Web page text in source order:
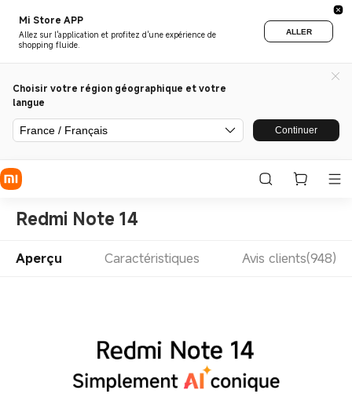
Mi Store APP
Allez sur l'application et profitez d'une expérience de
shopping fluide.
ALLER
Choisir votre région géographique et votre
langue
France / Français Continuer
Redmi Note 14
Aperçu Caractéristiques Avis clients(948)